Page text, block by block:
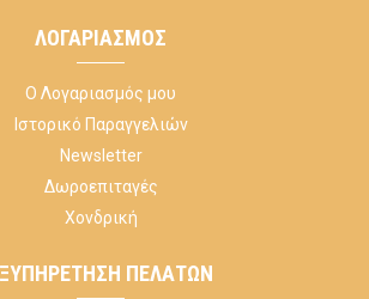
ΛΟΓΑΡΙΑΣΜΌΣ
Ο Λογαριασμός μου
Ιστορικό Παραγγελιών
Newsletter
Δωροεπιταγές
Χονδρική
ΠΕΛΑΤΏΝ